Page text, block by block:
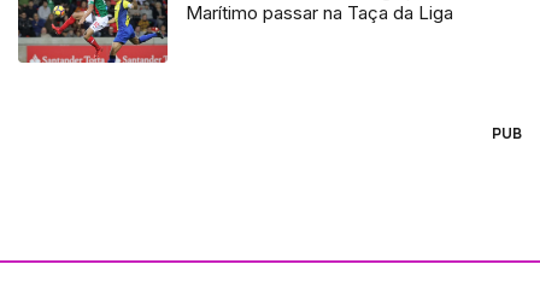
Marítimo passar na Taça da Liga
PUB